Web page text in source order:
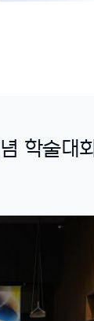
학술대회